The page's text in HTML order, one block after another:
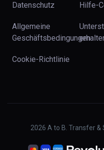
Datenschutz
Allgemeine
Geschäftsbedingungen
Cookie-Richtlinie
Hilfe-
2026 A to B. Transfer &